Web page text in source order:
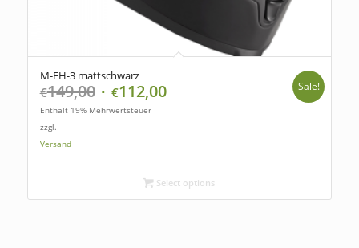
M-FH-3 mattschwarz
€149,00 €112,00
Enthält 19% Mehrwertsteuer
zzgl.
Versand
Sale!
Select options